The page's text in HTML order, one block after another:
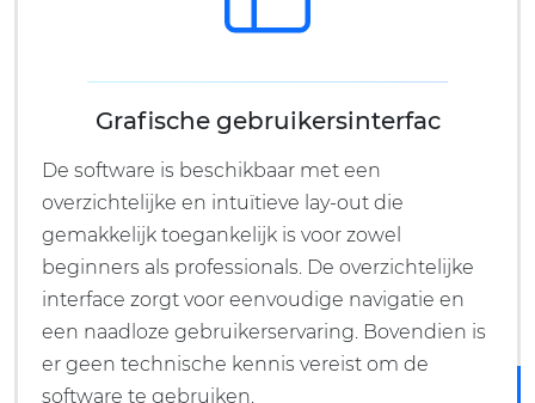
Grafische gebruikersinterfac
De software is beschikbaar met een
overzichtelijke en intuïtieve lay-out die
gemakkelijk toegankelijk is voor zowel
beginners als professionals. De overzichtelijke
interface zorgt voor eenvoudige navigatie en
een naadloze gebruikerservaring. Bovendien is
er geen technische kennis vereist om de
software te gebruiken.